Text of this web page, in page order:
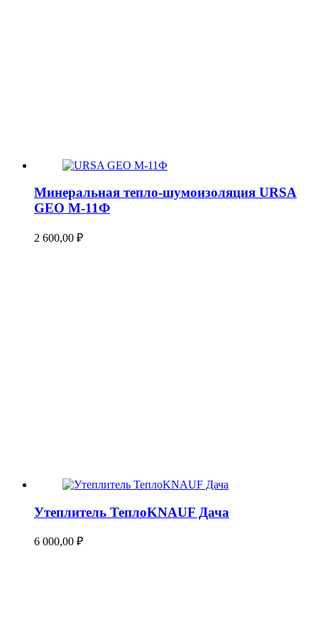
Минеральная тепло-шумоизоляция URSA
GEO М-11Ф
2 600,00 ₽
Утеплитель ТеплоKNAUF Дача
6 000,00 ₽